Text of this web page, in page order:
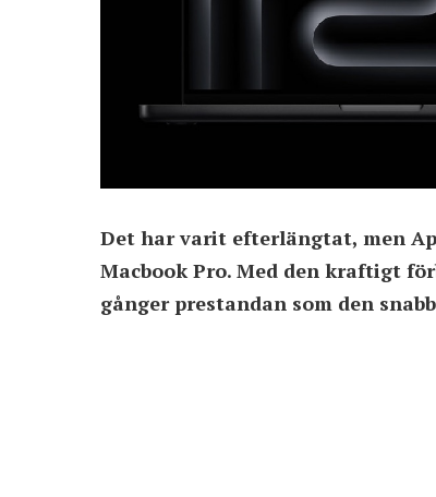
Det har varit efterlängtat, men
Macbook Pro. Med den kraftigt
gånger prestandan som den